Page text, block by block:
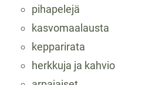
pihapelejä
kasvomaalausta
kepparirata
herkkuja ja kahvio